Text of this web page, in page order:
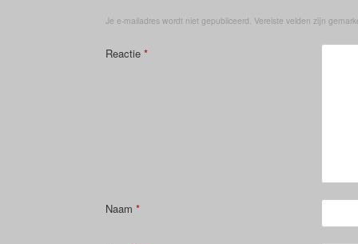
Je e-mailadres wordt niet gepubliceerd. Vereiste velden zijn
Reactie *
Naam *